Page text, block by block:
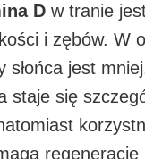
D w tranie
i zębów. W
słońca jest
staje się
regenerację